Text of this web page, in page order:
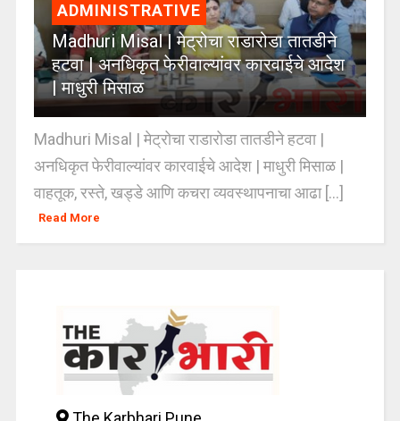
ADMINISTRATIVE
Madhuri Misal | मेट्रोचा राडारोडा तातडीने
हटवा | अनधिकृत फेरीवाल्यांवर कारवाईचे आदेश
| माधुरी मिसाळ
Madhuri Misal | मेट्रोचा राडारोडा तातडीने हटवा |
अनधिकृत फेरीवाल्यांवर कारवाईचे आदेश | माधुरी मिसाळ |
वाहतूक, रस्ते, खड्डे आणि कचरा व्यवस्थापनाचा आढा [...]
Read More